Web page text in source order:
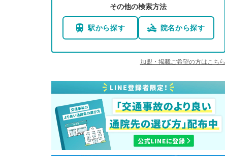
その他の検索方法
駅から探す 院名から探す
加盟・掲載ご希望の方はこちら